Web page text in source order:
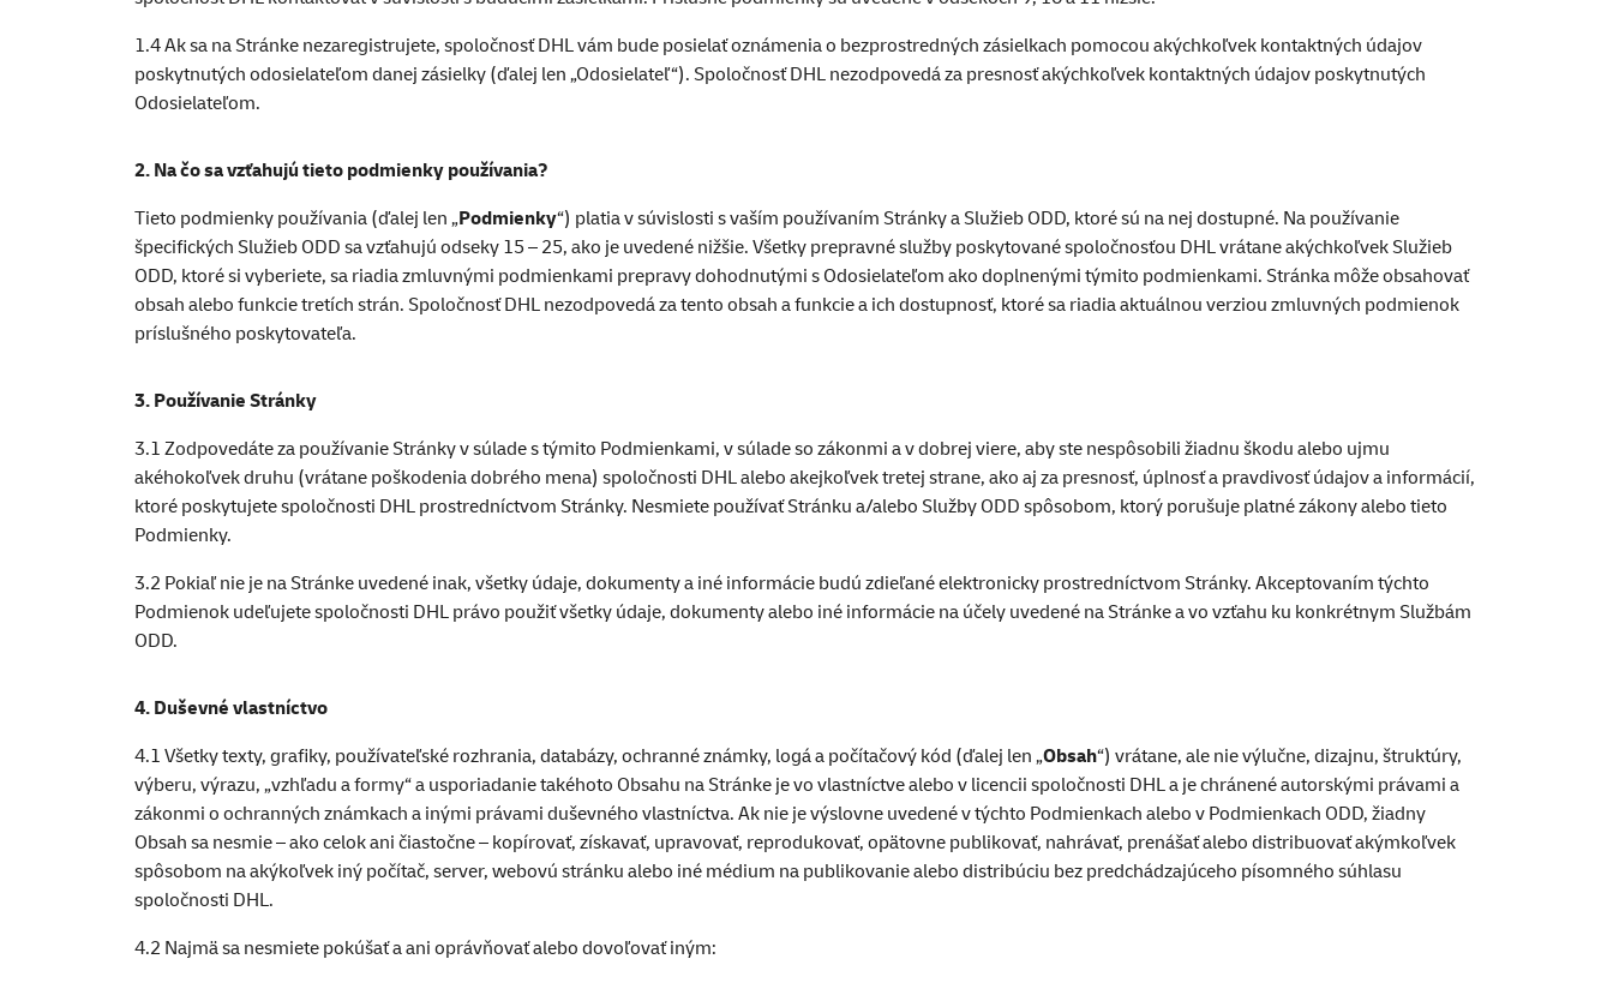
1.4 Ak sa na Stránke nezaregistrujete, spoločnosť DHL vám bude posielať oznámenia o bezprostredných zásielkach pomocou akýchkoľvek kontaktných údajov
poskytnutých odosielateľom danej zásielky (ďalej len „Odosielateľ“). Spoločnosť DHL nezodpovedá za presnosť akýchkoľvek kontaktných údajov poskytnutých
Odosielateľom.
2. Na čo sa vzťahujú tieto podmienky používania?
Tieto podmienky používania (ďalej len „Podmienky“) platia v súvislosti s vaším používaním Stránky a Služieb ODD, ktoré sú na nej dostupné. Na používanie
špecifických Služieb ODD sa vzťahujú odseky 15 – 25, ako je uvedené nižšie. Všetky prepravné služby poskytované spoločnosťou DHL vrátane akýchkoľvek Služieb
ODD, ktoré si vyberiete, sa riadia zmluvnými podmienkami prepravy dohodnutými s Odosielateľom ako doplnenými týmito podmienkami. Stránka môže obsahovať
obsah alebo funkcie tretích strán. Spoločnosť DHL nezodpovedá za tento obsah a funkcie a ich dostupnosť, ktoré sa riadia aktuálnou verziou zmluvných podmienok
príslušného poskytovateľa.
3. Používanie Stránky
3.1 Zodpovedáte za používanie Stránky v súlade s týmito Podmienkami, v súlade so zákonmi a v dobrej viere, aby ste nespôsobili žiadnu škodu alebo ujmu
akéhokoľvek druhu (vrátane poškodenia dobrého mena) spoločnosti DHL alebo akejkoľvek tretej strane, ako aj za presnosť, úplnosť a pravdivosť údajov a informácií,
ktoré poskytujete spoločnosti DHL prostredníctvom Stránky. Nesmiete používať Stránku a/alebo Služby ODD spôsobom, ktorý porušuje platné zákony alebo tieto
Podmienky.
3.2 Pokiaľ nie je na Stránke uvedené inak, všetky údaje, dokumenty a iné informácie budú zdieľané elektronicky prostredníctvom Stránky. Akceptovaním týchto
Podmienok udeľujete spoločnosti DHL právo použiť všetky údaje, dokumenty alebo iné informácie na účely uvedené na Stránke a vo vzťahu ku konkrétnym Službám
ODD.
4. Duševné vlastníctvo
4.1 Všetky texty, grafiky, používateľské rozhrania, databázy, ochranné známky, logá a počítačový kód (ďalej len „Obsah“) vrátane, ale nie výlučne, dizajnu, štruktúry,
výberu, výrazu, „vzhľadu a formy“ a usporiadanie takéhoto Obsahu na Stránke je vo vlastníctve alebo v licencii spoločnosti DHL a je chránené autorskými právami a
zákonmi o ochranných známkach a inými právami duševného vlastníctva. Ak nie je výslovne uvedené v týchto Podmienkach alebo v Podmienkach ODD, žiadny
Obsah sa nesmie – ako celok ani čiastočne – kopírovať, získavať, upravovať, reprodukovať, opätovne publikovať, nahrávať, prenášať alebo distribuovať akýmkoľvek
spôsobom na akýkoľvek iný počítač, server, webovú stránku alebo iné médium na publikovanie alebo distribúciu bez predchádzajúceho písomného súhlasu
spoločnosti DHL.
4.2 Najmä sa nesmiete pokúšať a ani oprávňovať alebo dovoľovať iným: